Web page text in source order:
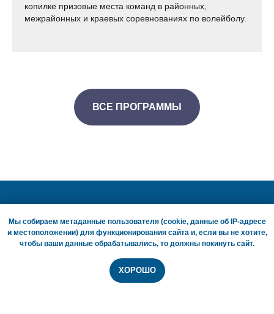
копилке призовые места команд в районных,
межрайонных и краевых соревнованиях по волейболу.
ВСЕ ПРОГРАММЫ
Мы собираем метаданные пользователя (cookie, данные об IP-адресе
и местоположении) для функционирования сайта и, если вы не хотите,
чтобы ваши данные обрабатывались, то должны покинуть сайт.
ХОРОШО